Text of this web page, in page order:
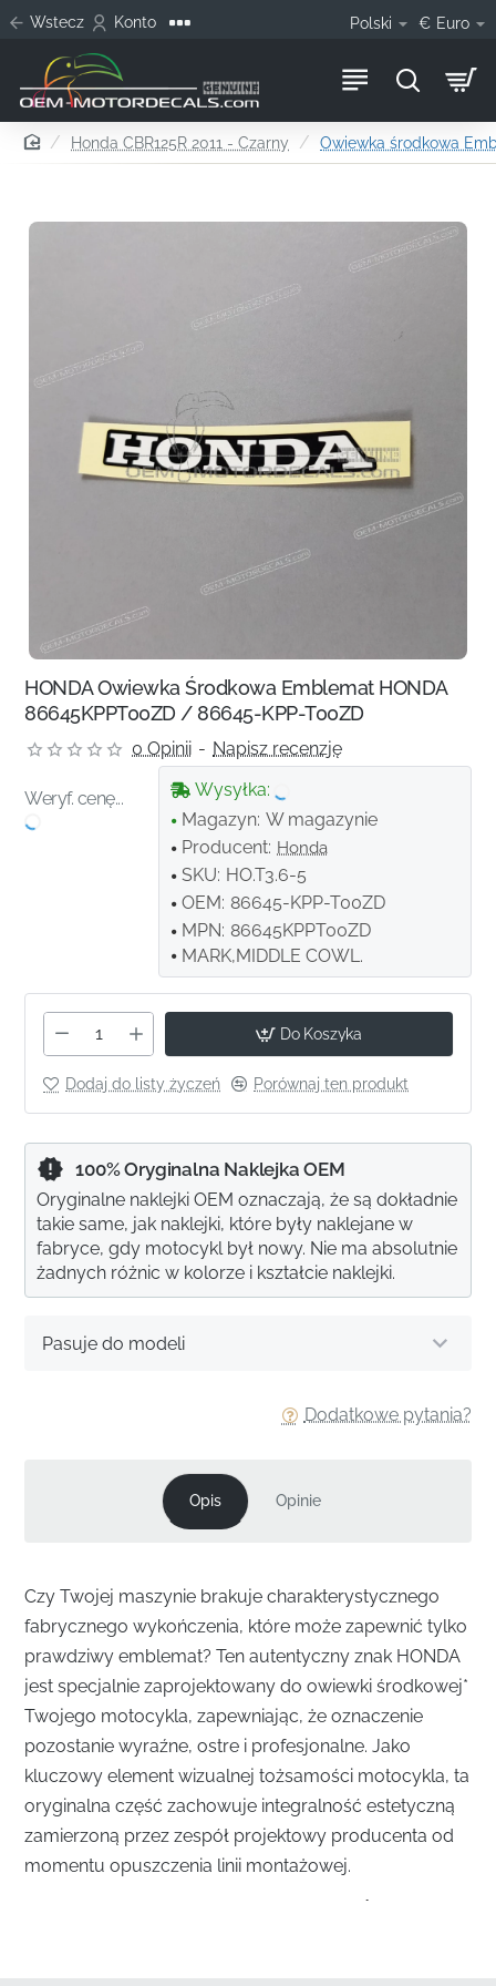
Wstecz Konto Polski € Euro
homeHonda CBR125R 2011 - Czarny Owiewka środkowa
HONDA Owiewka Środkowa Emblemat HONDA
86645KPPT00ZD / 86645-KPP-T00ZD
0 Opinii - Napisz recenzję
Weryf. cenę...
Wysyłka:
Magazyn: W magazynie
Producent: Honda
SKU: HO.T3.6-5
OEM: 86645-KPP-T00ZD
MPN: 86645KPPT00ZD
MARK,MIDDLE COWL.
Do Koszyka
Dodaj do listy życzeń Porównaj ten produkt
Dodatkowe pytania?
Pasuje do modeli
100% Oryginalna Naklejka OEM
Oryginalne naklejki OEM oznaczają, że są dokładnie
takie same, jak naklejki, które były naklejane w
fabryce, gdy motocykl był nowy. Nie ma absolutnie
żadnych różnic w kolorze i kształcie naklejki.
Opis Opinie
Czy Twojej maszynie brakuje charakterystycznego
fabrycznego wykończenia, które może zapewnić tylko
prawdziwy emblemat? Ten autentyczny znak HONDA
jest specjalnie zaprojektowany do owiewki środkowej*
Twojego motocykla, zapewniając, że oznaczenie
pozostanie wyraźne, ostre i profesjonalne. Jako
kluczowy element wizualnej tożsamości motocykla, ta
oryginalna część zachowuje integralność estetyczną
zamierzoną przez zespół projektowy producenta od
momentu opuszczenia linii montażowej.